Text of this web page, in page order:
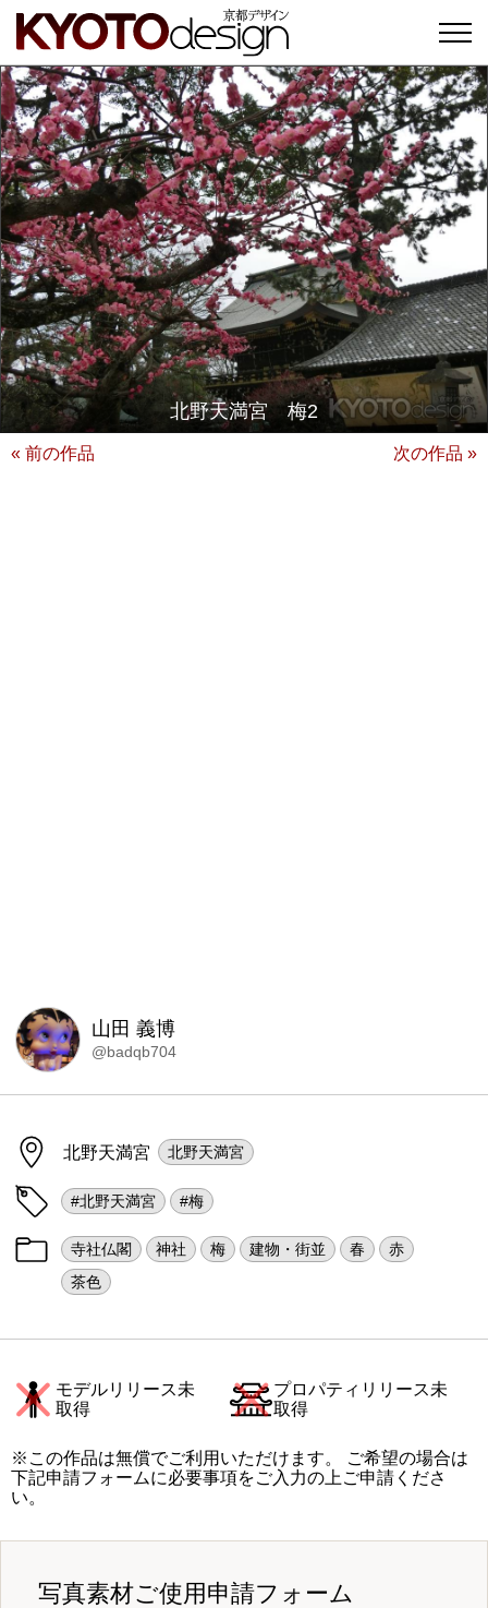
北野天満宮 梅2
« 前の作品 次の作品 »
山田 義博
@badqb704
北野天満宮 北野天満宮
#北野天満宮 #梅
寺社仏閣 神社 梅 建物・街並 春
赤
茶色
モデルリリース未
取得
プロパティリリース未
取得
※この作品は無償でご利用いただけます。 ご希望の場合は
下記申請フォームに必要事項をご入力の上ご申請くださ
い。
写真素材ご使用申請フォーム